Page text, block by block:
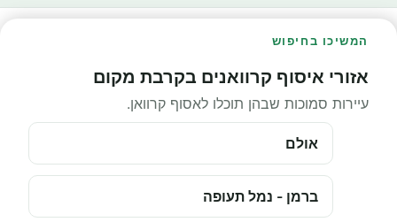
המשיכו בחיפוש
אזורי איסוף קרוואנים בקרבת מקום
עיירות סמוכות שבהן תוכלו לאסוף קרוואן.
אולם
ברמן - נמל תעופה